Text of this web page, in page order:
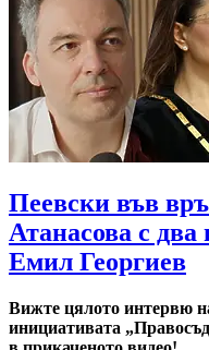
Пеевски във
Атанасова с
Емил Георгиев
Вижте цялото интервю
инициативата